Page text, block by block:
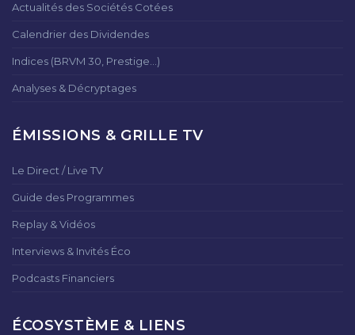
Actualités des Sociétés Cotées
Calendrier des Dividendes
Indices (BRVM 30, Prestige...)
Analyses & Décryptages
ÉMISSIONS & GRILLE TV
Le Direct / Live TV
Guide des Programmes
Replay & Vidéos
Interviews & Invités Éco
Podcasts Financiers
ÉCOSYSTÈME & LIENS